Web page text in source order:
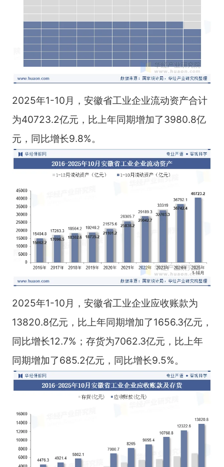
2025年1-10月，安徽省工业企业流动资产合计
为40723.2亿元，比上年同期增加了3980.8亿
元，同比增长9.8%。
2025年1-10月，安徽省工业企业应收账款为
13820.8亿元，比上年同期增加了1656.3亿元，
同比增长12.7%；存货为7062.3亿元，比上年
同期增加了685.2亿元，同比增长9.5%。